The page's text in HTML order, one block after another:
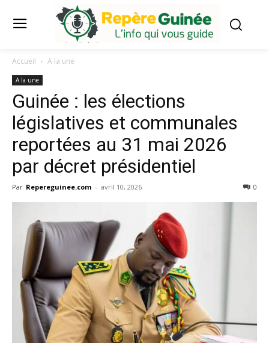
Accueil A la une
A la une
Guinée : les élections
législatives et communales
reportées au 31 mai 2026
par décret présidentiel
Par Repereguinee.com - avril 10, 2026 0